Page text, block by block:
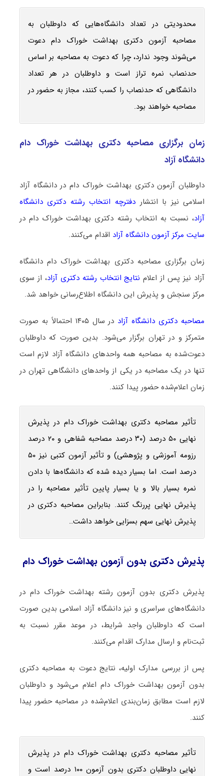
محدودیتی در تعداد دانشگاه‌هایی که داوطلبان به
مصاحبه آزمون دکتری بهداشت خوراک دام دعوت
می‌شوند وجود ندارد، چرا که دعوت به مصاحبه بر اساس
حدنصاب نمره تراز است و داوطلبان در هر تعداد
دانشگاهی که حدنصاب را کسب کنند، مجاز به حضور در
مصاحبه خواهند بود.
زمان برگزاری مصاحبه دکتری بهداشت خوراک دام
دانشگاه آزاد
داوطلبان آزمون دکتری بهداشت خوراک دام در دانشگاه آزاد
اسلامی نیز با انتشار دفترچه انتخاب رشته دکتری دانشگاه
آزاد، نسبت به انتخاب رشته دکتری بهداشت خوراک دام در
سایت مرکز آزمون دانشگاه آزاد اقدام می‌کنند.
زمان برگزاری مصاحبه دکتری بهداشت خوراک دام دانشگاه
آزاد نیز پس از اعلام نتایج انتخاب رشته دکتری آزاد، از سوی
مرکز سنجش و پذیرش این دانشگاه اطلاع‌رسانی خواهد شد.
مصاحبه دکتری دانشگاه آزاد
در سال ۱۴۰۵ احتمالاً به صورت
متمرکز و در تهران برگزار می‌شود. بدین صورت که داوطلبان
دعوت‌شده به مصاحبه همه واحدهای دانشگاه آزاد لازم است
تنها در یک مصاحبه در یکی از واحدهای دانشگاهی تهران در
زمان اعلام‌شده حضور پیدا کنند.
تأثیر مصاحبه دکتری بهداشت خوراک دام در پذیرش
نهایی ۵۰ درصد (۳۰ درصد مصاحبه شفاهی و ۲۰ درصد
رزومه آموزشی و پژوهشی) و تأثیر آزمون کتبی نیز ۵۰
درصد است. اما بسیار دیده شده که دانشگاه‌ها با دادن
نمره بسیار بالا و یا بسیار پایین تأثیر مصاحبه را در
پذیرش نهایی پررنگ کنند. بنابراین مصاحبه دکتری در
پذیرش نهایی سهم بسزایی خواهد داشت..
پذیرش دکتری بدون آزمون بهداشت خوراک دام
پذیرش دکتری بدون آزمون رشته بهداشت خوراک دام در
دانشگاه‌های سراسری و نیز دانشگاه آزاد اسلامی بدین صورت
است که داوطلبان واجد شرایط، در موعد مقرر نسبت به
ثبت‌نام و ارسال مدارک اقدام می‌کنند.
پس از بررسی مدارک اولیه، نتایج دعوت به مصاحبه دکتری
بدون آزمون بهداشت خوراک دام اعلام می‌شود و داوطلبان
لازم است مطابق زمان‌بندی اعلام‌شده در مصاحبه حضور پیدا
کنند.
تأثیر مصاحبه دکتری بهداشت خوراک دام در پذیرش
نهایی داوطلبان دکتری بدون آزمون ۱۰۰ درصد است و